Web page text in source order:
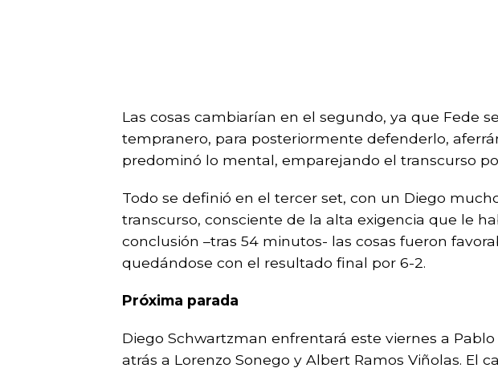
Las cosas cambiarían en el segundo, ya que Fede
tempranero, para posteriormente defenderlo,
predominó lo mental, emparejando el transcurso
Todo se definió en el tercer set, con un Diego
transcurso, consciente de la alta exigencia que le
conclusión –tras 54 minutos- las cosas fueron
quedándose con el resultado final por 6-2.
Próxima parada
Diego Schwartzman enfrentará este viernes a
atrás a Lorenzo Sonego y Albert Ramos Viñolas. El